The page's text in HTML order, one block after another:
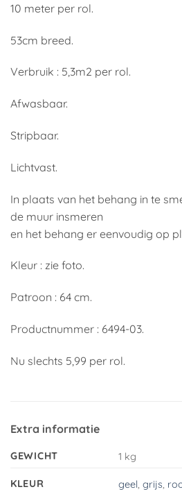
10 meter per rol.
53cm breed.
Verbruik : 5,3m2 per rol.
Afwasbaar.
Stripbaar.
Lichtvast.
In plaats van het behang in te
de muur insmeren
en het behang er eenvoudig op
Kleur : zie foto.
Patroon : 64 cm.
Productnummer : 6494-03.
Nu slechts 5,99 per rol.
Extra informatie
GEWICHT 1 kg
KLEUR geel,grijs,